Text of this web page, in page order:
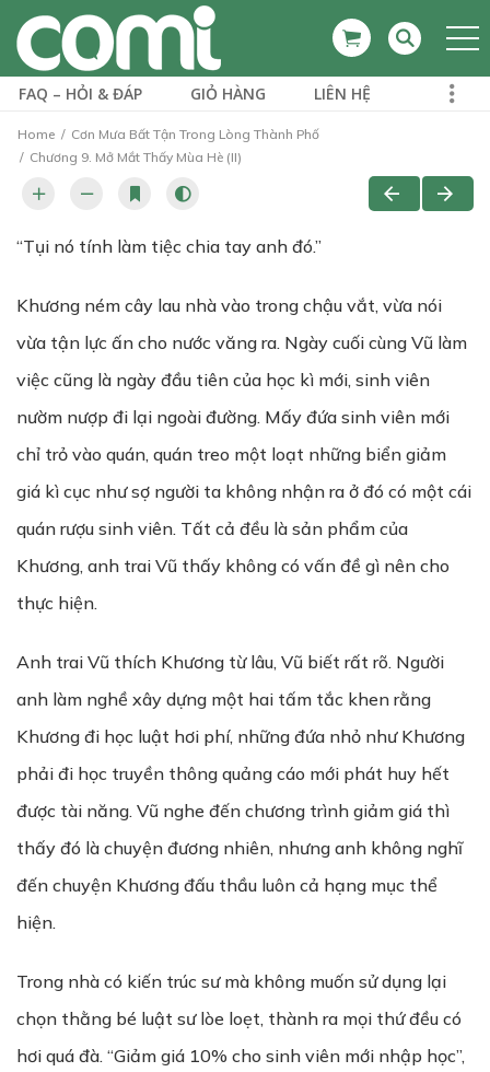
FAQ – HỎI & ĐÁP GIỎ HÀNG LIÊN HỆ
Home
Cơn Mưa Bất Tận Trong Lòng Thành Phố
Chương 9. Mở Mắt Thấy Mùa Hè (II)
“Tụi nó tính làm tiệc chia tay anh đó.”
Khương ném cây lau nhà vào trong chậu vắt, vừa nói
vừa tận lực ấn cho nước văng ra. Ngày cuối cùng Vũ làm
việc cũng là ngày đầu tiên của học kì mới, sinh viên
nườm nượp đi lại ngoài đường. Mấy đứa sinh viên mới
chỉ trỏ vào quán, quán treo một loạt những biển giảm
giá kì cục như sợ người ta không nhận ra ở đó có một cái
quán rượu sinh viên. Tất cả đều là sản phẩm của
Khương, anh trai Vũ thấy không có vấn đề gì nên cho
thực hiện.
Anh trai Vũ thích Khương từ lâu, Vũ biết rất rõ. Người
anh làm nghề xây dựng một hai tấm tắc khen rằng
Khương đi học luật hơi phí, những đứa nhỏ như Khương
phải đi học truyền thông quảng cáo mới phát huy hết
được tài năng. Vũ nghe đến chương trình giảm giá thì
thấy đó là chuyện đương nhiên, nhưng anh không nghĩ
đến chuyện Khương đấu thầu luôn cả hạng mục thể
hiện.
Trong nhà có kiến trúc sư mà không muốn sử dụng lại
chọn thằng bé luật sư lòe loẹt, thành ra mọi thứ đều có
hơi quá đà. “Giảm giá 10% cho sinh viên mới nhập học”,